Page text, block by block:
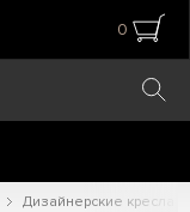
0
Дизайнерские кресла